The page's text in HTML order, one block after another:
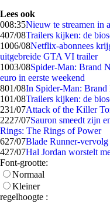
Lees ook
008:35Nieuw te streamen in
407/08Trailers kijken: de
1006/08Netflix-abonnees
uitgebreide GTA VI trailer
1003/08Spider-Man: Brand
euro in eerste weekend
801/08In Spider-Man:
101/08Trailers kijken: de
231/07Attack of the Killer
2227/07Sauron smeedt zijn
Rings: The Rings of Power
627/07Blade Runner-
427/07Hal Jordan worstelt
Font-grootte:
Normaal
Kleiner
regelhoogte :